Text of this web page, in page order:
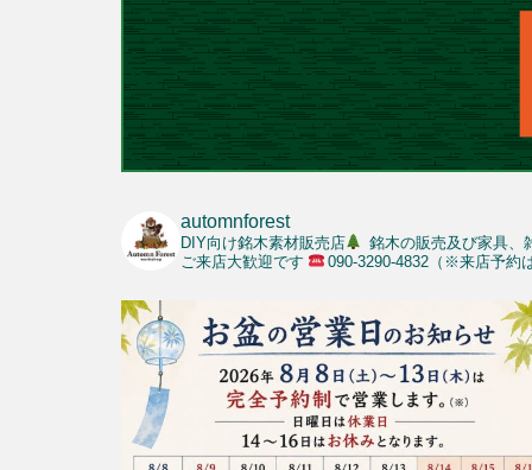
automnforest
DIY向け銘木素材販売店
銘木の販売及び家具、
ご来店大歓迎です
090-3290-4832（※来店予約